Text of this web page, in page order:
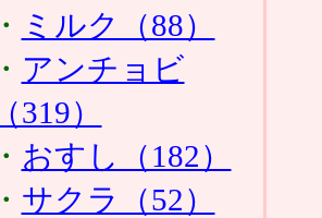
・ ミルク（88）
・ アンチョビ
（319）
・ おすし（182）
・ サクラ（52）